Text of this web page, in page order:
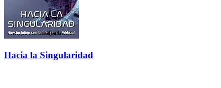
Hacia la Singularidad